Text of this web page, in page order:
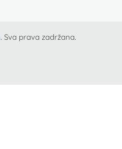
. Sva prava zadržana.